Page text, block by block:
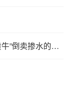
GPT国内价是国外价的10%？“Token黄牛”倒卖掺水的算力